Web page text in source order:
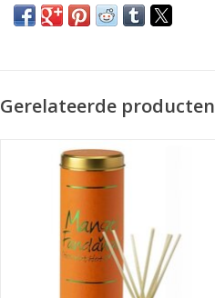
Gerelateerde producten
100 ml
Zoals alle producten van Lily-Flame is
veganistisch vriendelijk!